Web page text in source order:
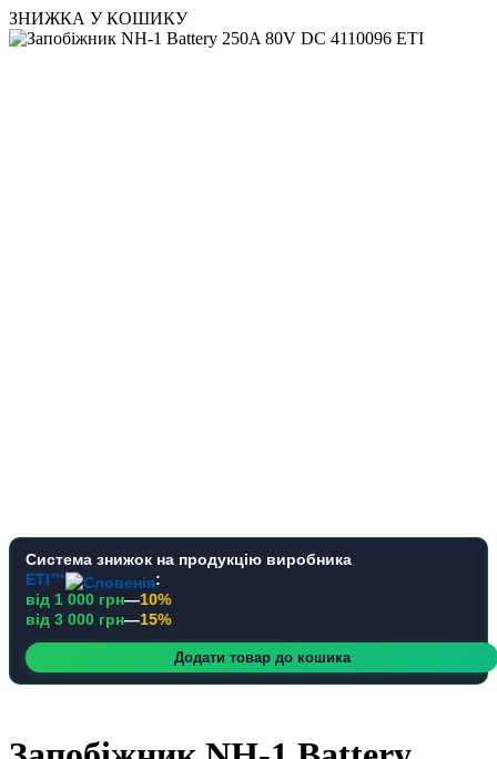
ЗНИЖКА У КОШИКУ
Система знижок на продукцію виробника
ETI™
:
від 1 000 грн—10%
від 3 000 грн—15%
Додати товар до кошика